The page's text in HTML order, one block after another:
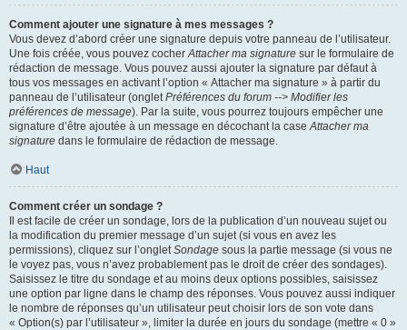
Comment ajouter une signature à mes messages ?
Vous devez d’abord créer une signature depuis votre panneau de l’utilisateur.
Une fois créée, vous pouvez cocherAttacher ma signature sur le formulaire de
rédaction de message. Vous pouvez aussi ajouter la signature par défaut à
tous vos messages en activant l’option « Attacher ma signature » à partir du
panneau de l’utilisateur (ongletPréférences du forum --> Modifier les
préférences de message). Par la suite, vous pourrez toujours empêcher une
signature d’être ajoutée à un message en décochant la caseAttacher ma
signature dans le formulaire de rédaction de message.
Haut
Comment créer un sondage ?
Il est facile de créer un sondage, lors de la publication d’un nouveau sujet ou
la modification du premier message d’un sujet (si vous en avez les
permissions), cliquez sur l’ongletSondage sous la partie message (si vous ne
le voyez pas, vous n’avez probablement pas le droit de créer des sondages).
Saisissez le titre du sondage et au moins deux options possibles, saisissez
une option par ligne dans le champ des réponses. Vous pouvez aussi indiquer
le nombre de réponses qu’un utilisateur peut choisir lors de son vote dans
« Option(s) par l’utilisateur », limiter la durée en jours du sondage (mettre « 0 »